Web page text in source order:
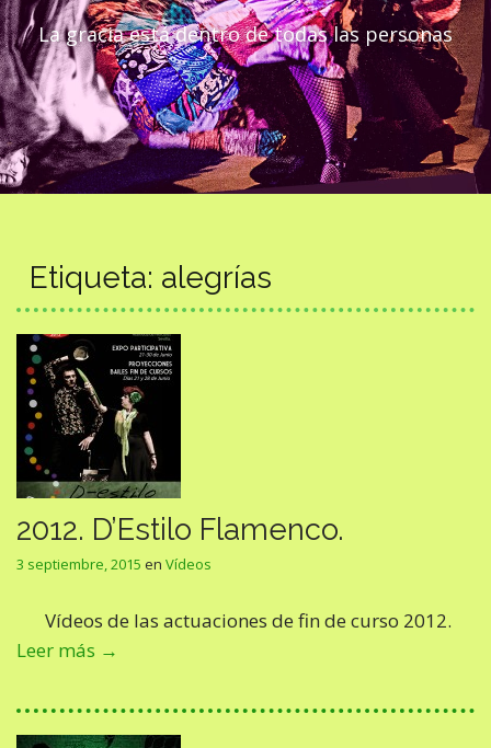
La gracia está dentro de todas las personas
Etiqueta: alegrías
2012. D’Estilo Flamenco.
3 septiembre, 2015 en Vídeos
Vídeos de las actuaciones de fin de curso 2012.
Leer más →